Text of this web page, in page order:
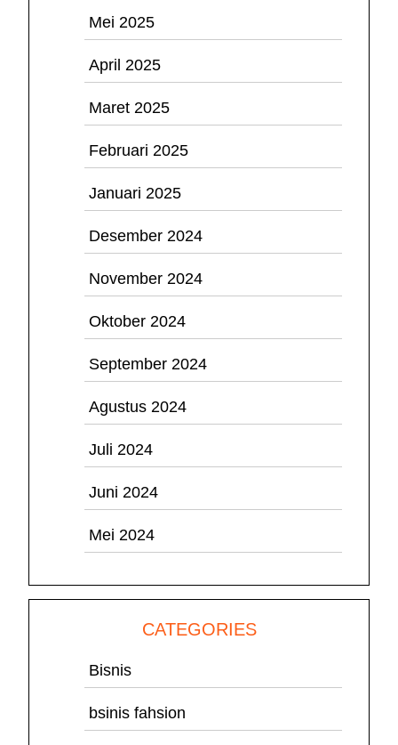
Mei 2025
April 2025
Maret 2025
Februari 2025
Januari 2025
Desember 2024
November 2024
Oktober 2024
September 2024
Agustus 2024
Juli 2024
Juni 2024
Mei 2024
CATEGORIES
Bisnis
bsinis fahsion